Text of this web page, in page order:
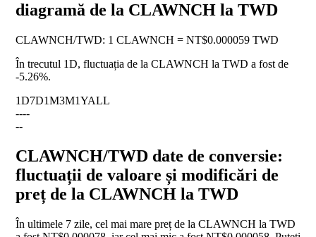
diagramă de la CLAWNCH la TWD
CLAWNCH/TWD: 1 CLAWNCH = NT$0.000059 TWD
În trecutul 1D, fluctuația de la CLAWNCH la TWD a fost de
-5.26%.
1D7D1M3M1YALL
----
--
CLAWNCH/TWD date de conversie:
fluctuații de valoare și modificări de
preț de la CLAWNCH la TWD
În ultimele 7 zile, cel mai mare preț de la CLAWNCH la TWD